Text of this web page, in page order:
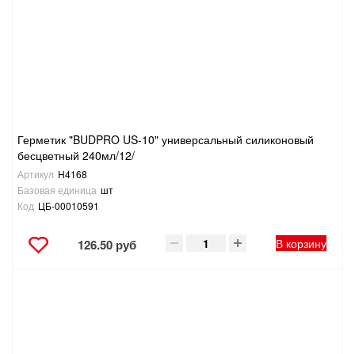
Герметик "BUDPRO US-10" универсальный силиконовый
бесцветный 240мл/12/
Артикул H4168
Базовая единица шт
Код ЦБ-00010591
126.50 руб В корзину